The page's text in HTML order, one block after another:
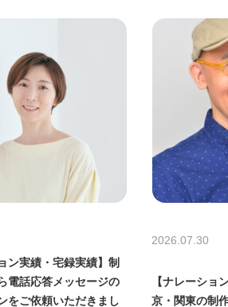
ン実績・宅録実績】制
電話応答メッセージの
をご依頼いただきまし
2026.07.30
【ナレーショ
京・関東の制